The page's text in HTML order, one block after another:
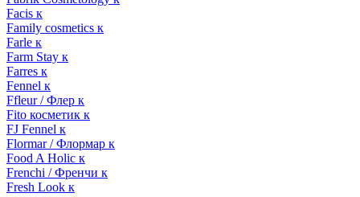
Facis к
Family cosmetics к
Farle к
Farm Stay к
Farres к
Fennel к
Ffleur / Флер к
Fito косметик к
FJ Fennel к
Flormar / Флормар к
Food A Holic к
Frenchi / Френчи к
Fresh Look к